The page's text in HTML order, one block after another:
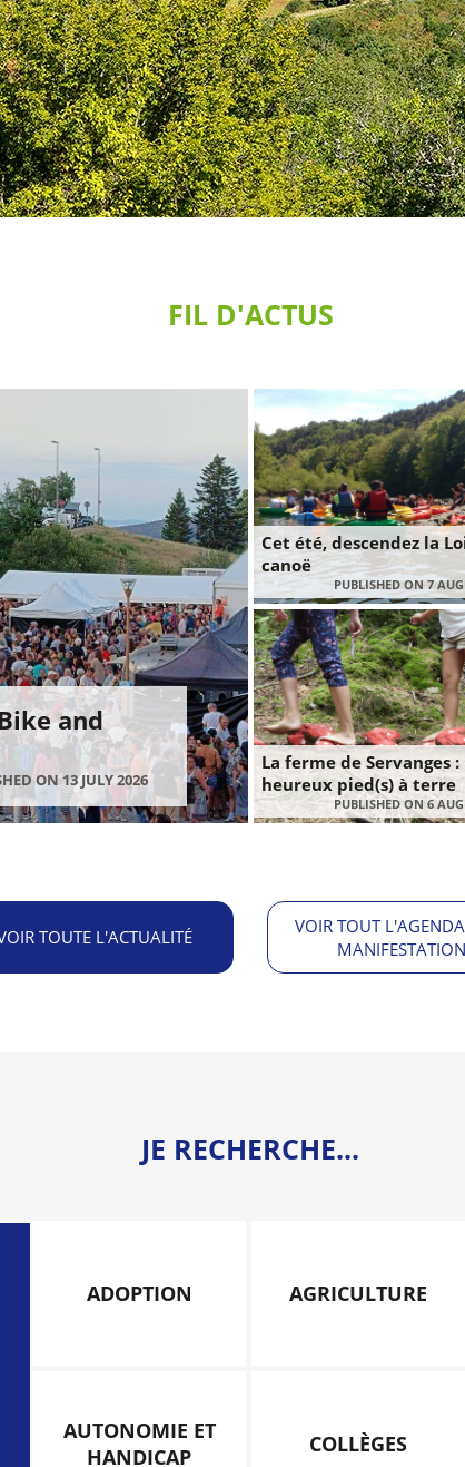
FIL D'ACTUS
and
ON 13 JULY 2026
Cet été, descendez la
canoë
PUBLISHED ON 7
La ferme de Servanges :
heureux pied(s) à terre
PUBLISHED ON 6
TOUTE L'ACTUALITÉ
VOIR TOUT
JE RECHERCHE...
ADOPTION AGRICULTURE
AUTONOMIE ET
HANDICAP
COLLÈGES